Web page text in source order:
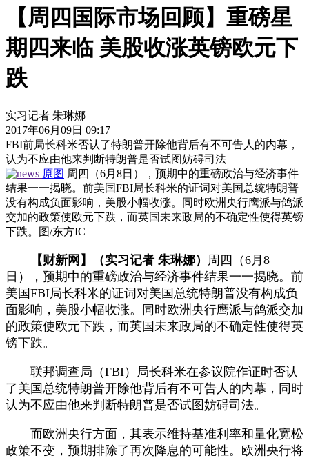
【周四国际市场回顾】重磅星
期四来临 美股收涨英镑欧元下
跌
实习记者 朱琳娜
2017年06月09日 09:17
FBI前局长科米否认了特朗普开除他背后有不可告人的内幕，
认为不应由他来判断特朗普是否试图妨碍司法
原图 周四（6月8日），预期中的重磅政治与经济事件
结果一一揭晓。前美国FBI局长科米的证词对美国总统特朗普
没有构成负面影响，美股小幅收涨。同时欧洲央行鹰派与鸽派
交加的政策使欧元下跌，而英国未来政局的不确定性使得英镑
下跌。图/东方IC
【财新网】（实习记者 朱琳娜） 周四（6月8
日），预期中的重磅政治与经济事件结果一一揭晓。前
美国FBI局长科米的证词对美国总统特朗普没有构成负
面影响，美股小幅收涨。同时欧洲央行鹰派与鸽派交加
的政策使欧元下跌，而英国未来政局的不确定性使得英
镑下跌。
联邦调查局（FBI）局长科米在参议院作证时否认
了美国总统特朗普开除他背后有不可告人的内幕，同时
认为不应由他来判断特朗普是否试图妨碍司法。
而欧洲央行方面，其表示维持基准利率和量化宽松
政策不变，预期排除了再次降息的可能性。欧洲央行将